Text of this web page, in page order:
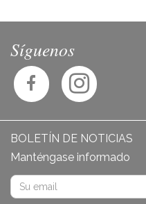
Síguenos
BOLETÍN DE NOTICIAS
Manténgase informado